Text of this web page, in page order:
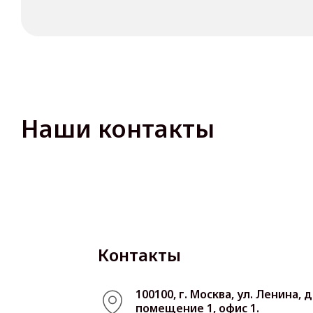
Наши контакты
Контакты
100100, г. Москва, ул. Ленина,
помещение 1, офис 1.